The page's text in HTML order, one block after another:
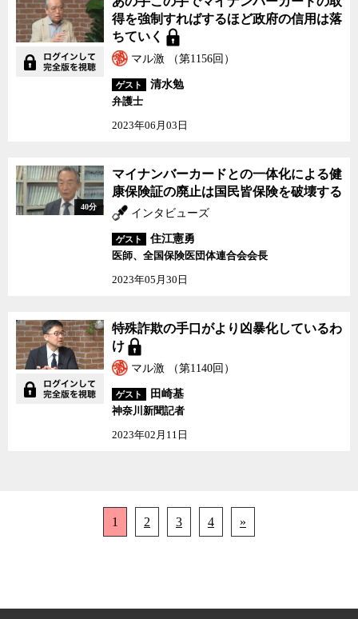
得を強制すればするほど政府の信用は落
ちていく
マル激 （第1156回）
ゲスト
清水勉
弁護士
2023年06月03日
40分
マイナンバーカードとの一体化による健
康保険証の廃止は国民皆保険を破壊する
インタビューズ
ゲスト
住江憲勇
医師、全国保険医団体連合会会長
2023年05月30日
特殊詐欺の手口がより凶暴化しているわ
け
マル激 （第1140回）
ゲスト
田崎基
神奈川新聞記者
2023年02月11日
1 2 3 4 »